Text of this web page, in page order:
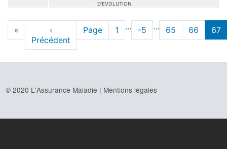
D'EVOLUTION.
Pagination
Première
page
«
Page
précédente
‹
Précédent
Page Page
1 … Page
-5 … Page
65 Page
66 67
© 2020 L'Assurance Maladie | Mentions légales